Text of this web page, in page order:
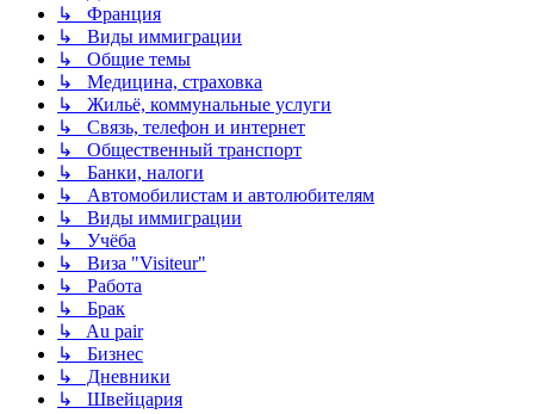
↳ Франция
↳ Виды иммиграции
↳ Общие темы
↳ Медицина, страховка
↳ Жильё, коммунальные услуги
↳ Связь, телефон и интернет
↳ Общественный транспорт
↳ Банки, налоги
↳ Автомобилистам и автолюбителям
↳ Виды иммиграции
↳ Учёба
↳ Виза "Visiteur"
↳ Работа
↳ Брак
↳ Au pair
↳ Бизнес
↳ Дневники
↳ Швейцария